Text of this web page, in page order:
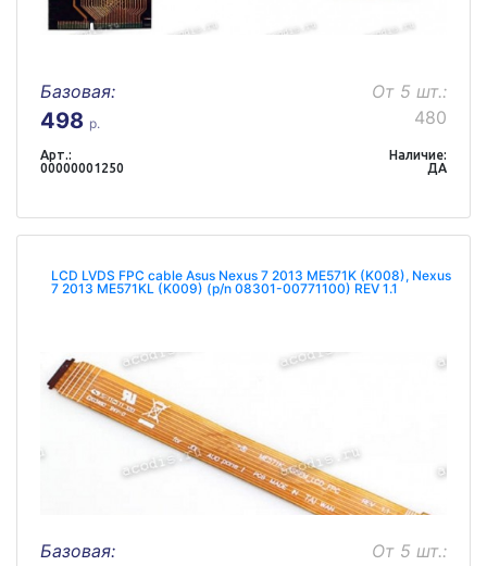
Базовая:
498 р.
От 5 шт.:
480
Арт.:
00000001250
Наличие:
ДА
LCD LVDS FPC cable Asus Nexus 7 2013 ME571K (K008), Nexus
7 2013 ME571KL (K009) (p/n 08301-00771100) REV 1.1
Базовая:
От 5 шт.: